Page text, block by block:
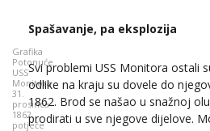
Grafika
Potonuće
USS
Monitora
31.
prosinca
1862.
potječe
Spašavanje, pa eksplozija
Svi problemi USS Monitora ostali
odlike na kraju su dovele do
1862. Brod se našao u snažnoj
prodirati u sve njegove dijelove.